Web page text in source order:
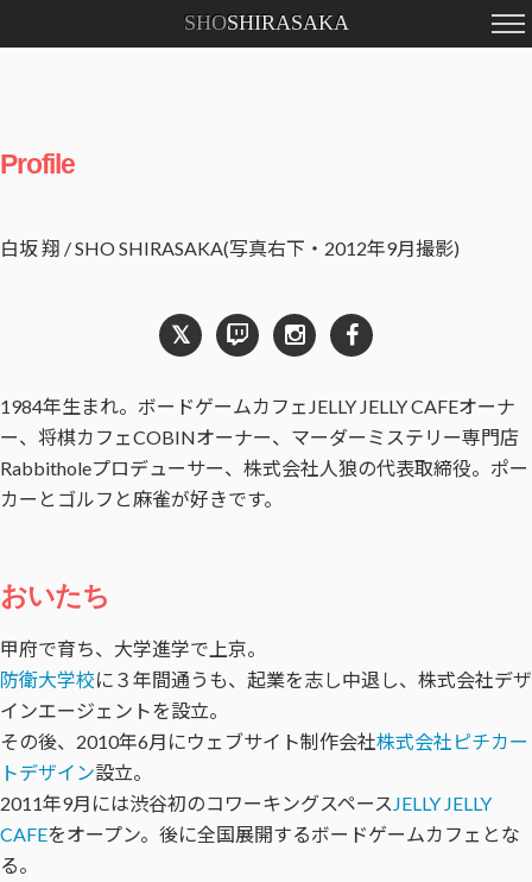
SHOSHIRASAKA
Profile
白坂 翔 / SHO SHIRASAKA(写真右下・2012年9月撮影)
𝕏
1984年生まれ。ボードゲームカフェJELLY JELLY CAFEオーナ
ー、将棋カフェCOBINオーナー、マーダーミステリー専門店
Rabbitholeプロデューサー、株式会社人狼の代表取締役。ポー
カーとゴルフと麻雀が好きです。
おいたち
甲府で育ち、大学進学で上京。
防衛大学校に３年間通うも、起業を志し中退し、株式会社デザ
インエージェントを設立。
その後、2010年6月にウェブサイト制作会社株式会社ピチカー
トデザイン設立。
2011年9月には渋谷初のコワーキングスペース JELLY JELLY
CAFEをオープン。後に全国展開するボードゲームカフェとな
る。